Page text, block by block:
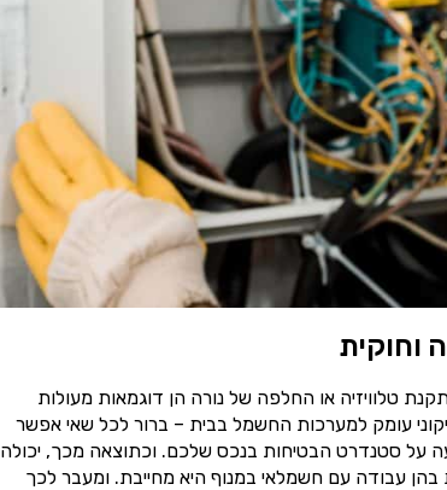
וחוקית
טלוויזיה או החלפה של נורה הן דוגמאות מעולות
עומק למערכות החשמל בבית – ברור לכל שאי אפשר
על סטנדרט הבטיחות בנכס שלכם. וכתוצאה מכך, יכולה
בהן עבודה עם חשמלאי במנוף היא מחייבת. ומעבר לכך